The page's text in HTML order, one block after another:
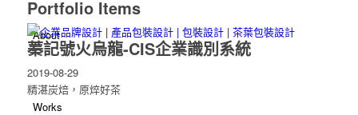
About
Works
Portfolio Items
蓁記號火烏龍-CIS企業識別系統
2019-08-29
精湛炭焙，原焠好茶